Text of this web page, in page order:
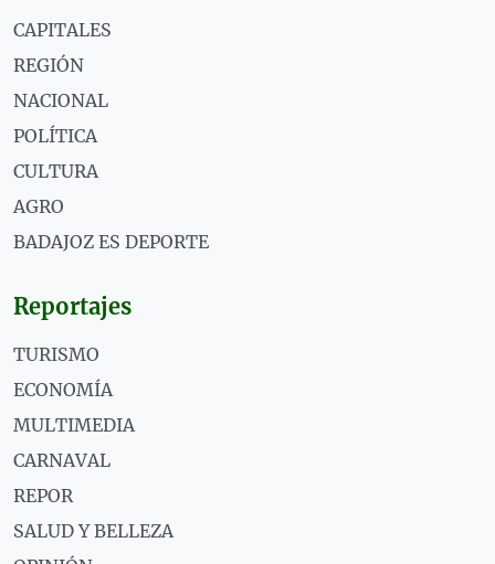
CAPITALES
REGIÓN
NACIONAL
POLÍTICA
CULTURA
AGRO
BADAJOZ ES DEPORTE
Reportajes
TURISMO
ECONOMÍA
MULTIMEDIA
CARNAVAL
REPOR
SALUD Y BELLEZA